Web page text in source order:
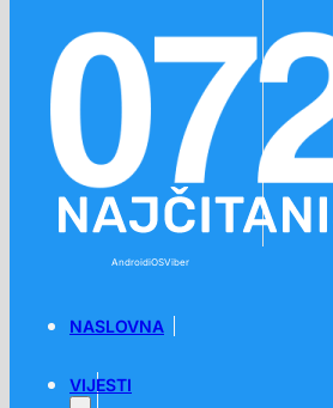
AndroidiOSViber
NASLOVNA
VIJESTI